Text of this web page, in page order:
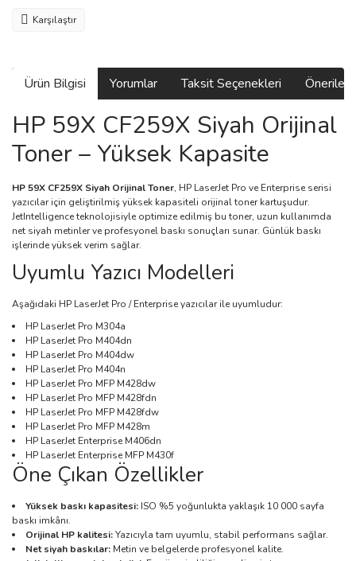
Karşılaştır
Ürün Bilgisi Yorumlar Taksit Seçenekleri
HP 59X CF259X Siyah Orijinal
Toner – Yüksek Kapasite
HP 59X CF259X Siyah Orijinal Toner, HP LaserJet Pro ve Enterprise serisi
yazıcılar için geliştirilmiş yüksek kapasiteli orijinal toner kartuşudur.
JetIntelligence teknolojisiyle optimize edilmiş bu toner, uzun kullanımda
net siyah metinler ve profesyonel baskı sonuçları sunar. Günlük baskı
işlerinde yüksek verim sağlar.
Uyumlu Yazıcı Modelleri
Aşağıdaki HP LaserJet Pro / Enterprise yazıcılar ile uyumludur:
HP LaserJet Pro M304a
HP LaserJet Pro M404dn
HP LaserJet Pro M404dw
HP LaserJet Pro M404n
HP LaserJet Pro MFP M428dw
HP LaserJet Pro MFP M428fdn
HP LaserJet Pro MFP M428fdw
HP LaserJet Pro MFP M428m
HP LaserJet Enterprise M406dn
HP LaserJet Enterprise MFP M430f
Öne Çıkan Özellikler
Yüksek baskı kapasitesi: ISO %5 yoğunlukta yaklaşık 10 000 sayfa
baskı imkânı.
Orijinal HP kalitesi:Yazıcıyla tam uyumlu, stabil performans sağlar.
Net siyah baskılar: Metin ve belgelerde profesyonel kalite.